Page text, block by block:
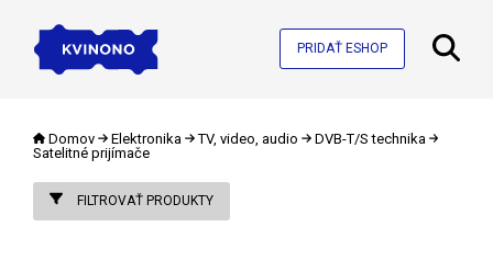
PRIDAŤ ESHOP
Domov Elektronika TV, video, audio
DVB-T/S technika
Satelitné prijímače
FILTROVAŤ PRODUKTY